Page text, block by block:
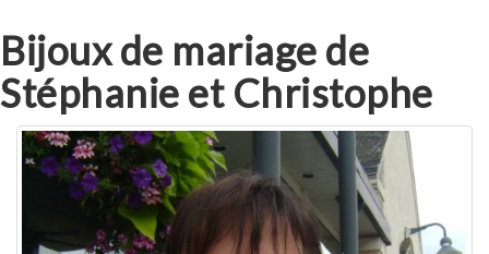
Bijoux de mariage de
Stéphanie et Christophe